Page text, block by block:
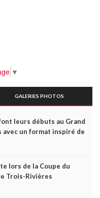
▼
GALERIES PHOTOS
leurs débuts au Grand
avec un format inspiré de
lors de la Coupe du
Trois-Rivières